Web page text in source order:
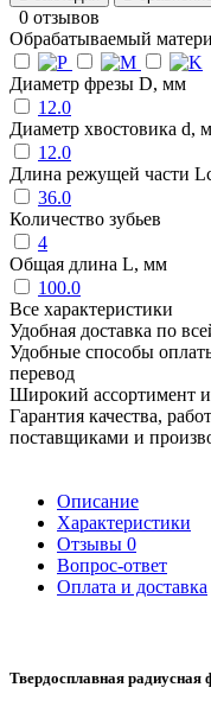
0 отзывов
Обрабатываемый
Диаметр фрезы D, мм
12.0
Диаметр хвостовика d,
12.0
Длина режущей части
36.0
Количество зубьев
4
Общая длина L, мм
100.0
Все характеристики
Удобная доставка по
Удобные способы
перевод
Широкий ассортимент
Гарантия качества,
поставщиками и
Описание
Характеристики
Отзывы 0
Вопрос-ответ
Оплата и доставка
Твердосплавная радиусная